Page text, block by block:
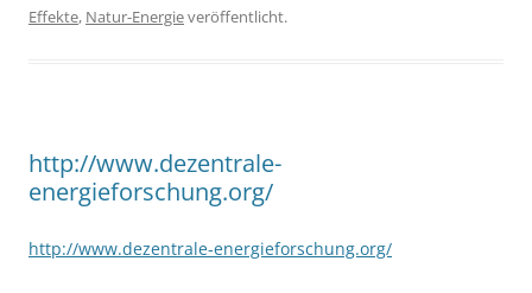
Effekte, Natur-Energieveröffentlicht.
http://www.dezentrale-
energieforschung.org/
http://www.dezentrale-energieforschung.org/